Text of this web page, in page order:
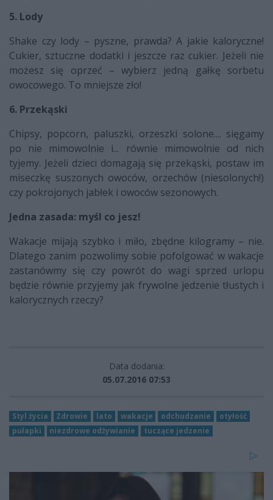
5. Lody
Shake czy lody – pyszne, prawda? A jakie kaloryczne!
Cukier, sztuczne dodatki i jeszcze raz cukier. Jeżeli nie
możesz się oprzeć – wybierz jedną gałkę sorbetu
owocowego. To mniejsze zło!
6. Przekąski
Chipsy, popcorn, paluszki, orzeszki solone.... sięgamy
po nie mimowolnie i... równie mimowolnie od nich
tyjemy. Jeżeli dzieci domagają się przekąski, postaw im
miseczkę suszonych owoców, orzechów (niesolonych!)
czy pokrojonych jabłek i owoców sezonowych.
Jedna zasada: myśl co jesz!
Wakacje mijają szybko i miło, zbędne kilogramy – nie.
Dlatego zanim pozwolimy sobie pofolgować w wakacje
zastanówmy się czy powrót do wagi sprzed urlopu
będzie równie przyjemy jak frywolne jedzenie tłustych i
kalorycznych rzeczy?
Data dodania:
05.07.2016 07:53
Styl życia Zdrowie lato wakacje odchudzanie
otyłość
pułapki
niezdrowe odżywianie tuczące jedzenie